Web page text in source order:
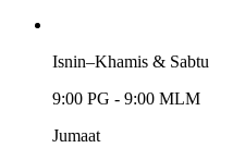
Isnin–Khamis & Sabtu
9:00 PG - 9:00 MLM
Jumaat